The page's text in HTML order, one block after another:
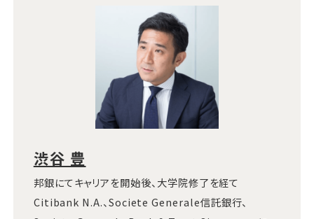
渋谷 豊
邦銀にてキャリアを開始後、大学院修了を経て
Citibank N.A.、Societe Generale信託銀行、